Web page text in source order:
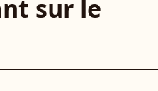
sur le